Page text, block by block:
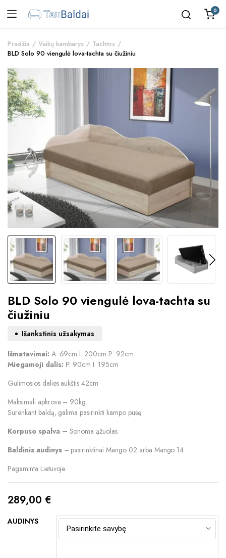
0
Pradžia Vaikų kambarys
Tachtos
BLD Solo 90 viengulė lova-tachta su čiužiniu
BLD Solo 90 viengulė lova-tachta su
čiužiniu
Išankstinis užsakymas
Išmatavimai: A: 69cm I: 200cm P: 92cm
Miegamoji dalis: P: 90cm I: 195cm
Gulimosios dalies aukštis 42cm
Maksimali apkrova – 90kg.
Surenkant baldą, galima pasirinkti kampo pusę.
Korpuso spalva – Sonoma ąžuolas
Baldinis audinys– pasirinktinai Mango 02 arba Mango 14
Pagaminta Lietuvoje.
289,00 €
AUDINYS